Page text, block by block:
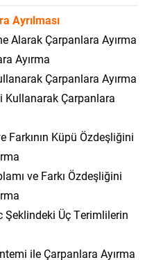
Ayrılması
Alarak Çarpanlara Ayırma
Ayırma
Çarpanlara Ayırma
Kullanarak Çarpanlara
Farkının Küpü Özdeşliğini
ve Farkı Özdeşliğini
Şeklindeki Üç Terimlilerin
ile Çarpanlara Ayırma